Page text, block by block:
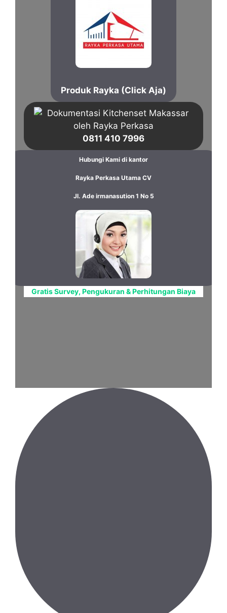
Produk Rayka (Click Aja)
0811 410 7996
Hubungi Kami di kantor
Rayka Perkasa Utama CV
Jl. Ade irmanasution 1 No 5
Gratis Survey, Pengukuran & Perhitungan Biaya